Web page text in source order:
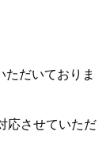
ただいておりま
応させていただ